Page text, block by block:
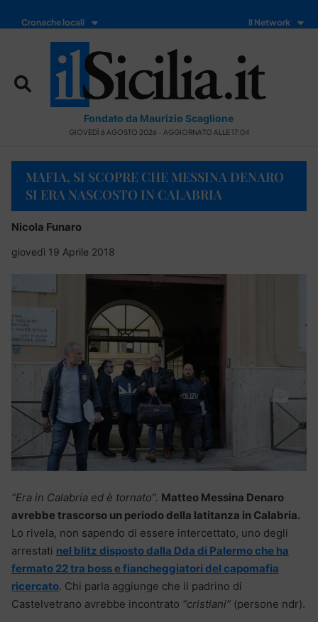
Cronache locali Il Network
Fondato da Maurizio Scaglione
GIOVEDÌ 6 AGOSTO 2026 - AGGIORNATO ALLE 17:04
MAFIA, SI SCOPRE CHE MESSINA DENARO
SI ERA NASCOSTO IN CALABRIA
Nicola Funaro
giovedì 19 Aprile 2018
“Era in Calabria ed è tornato”. Matteo Messina Denaro
avrebbe trascorso un periodo della latitanza in Calabria.
Lo rivela, non sapendo di essere intercettato, uno degli
arrestati nel blitz disposto dalla Dda di Palermo che ha
fermato 22 tra boss e fiancheggiatori del capomafia
ricercato. Chi parla aggiunge che il padrino di
Castelvetrano avrebbe incontrato “cristiani” (persone ndr).